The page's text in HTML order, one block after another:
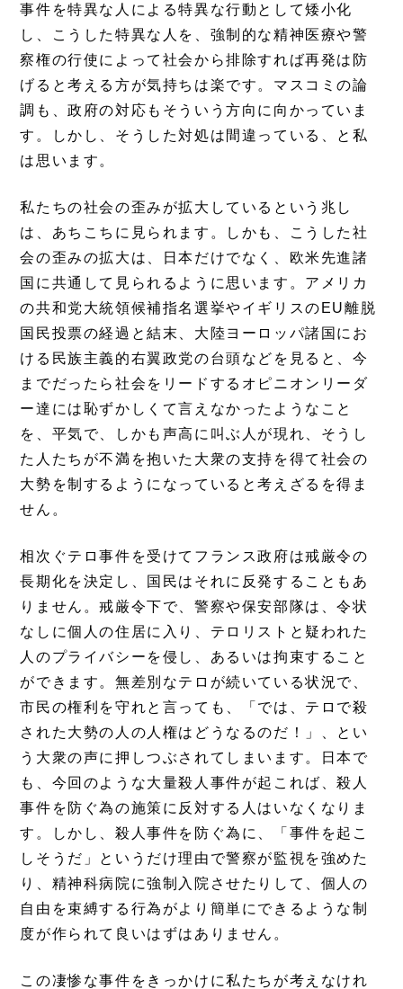
事件を特異な人による特異な行動として矮小化
し、こうした特異な人を、強制的な精神医療や警
察権の行使によって社会から排除すれば再発は防
げると考える方が気持ちは楽です。マスコミの論
調も、政府の対応もそういう方向に向かっていま
す。しかし、そうした対処は間違っている、と私
は思います。
私たちの社会の歪みが拡大しているという兆し
は、あちこちに見られます。しかも、こうした社
会の歪みの拡大は、日本だけでなく、欧米先進諸
国に共通して見られるように思います。アメリカ
の共和党大統領候補指名選挙やイギリスのEU離脱
国民投票の経過と結末、大陸ヨーロッパ諸国にお
ける民族主義的右翼政党の台頭などを見ると、今
までだったら社会をリードするオピニオンリーダ
ー達には恥ずかしくて言えなかったようなこと
を、平気で、しかも声高に叫ぶ人が現れ、そうし
た人たちが不満を抱いた大衆の支持を得て社会の
大勢を制するようになっていると考えざるを得ま
せん。
相次ぐテロ事件を受けてフランス政府は戒厳令の
長期化を決定し、国民はそれに反発することもあ
りません。戒厳令下で、警察や保安部隊は、令状
なしに個人の住居に入り、テロリストと疑われた
人のプライバシーを侵し、あるいは拘束すること
ができます。無差別なテロが続いている状況で、
市民の権利を守れと言っても、「では、テロで殺
された大勢の人の人権はどうなるのだ！」、とい
う大衆の声に押しつぶされてしまいます。日本で
も、今回のような大量殺人事件が起これば、殺人
事件を防ぐ為の施策に反対する人はいなくなりま
す。しかし、殺人事件を防ぐ為に、「事件を起こ
しそうだ」というだけ理由で警察が監視を強めた
り、精神科病院に強制入院させたりして、個人の
自由を束縛する行為がより簡単にできるような制
度が作られて良いはずはありません。
この凄惨な事件をきっかけに私たちが考えなけれ